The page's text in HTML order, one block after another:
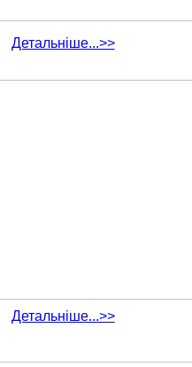
Детальніше...>>
Детальніше...>>